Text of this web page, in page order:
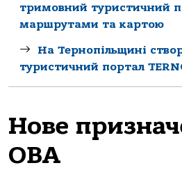
тримовний туристичний
маршрутами та картою
На Тернопільщині
туристичний портал
Нове
ОВА